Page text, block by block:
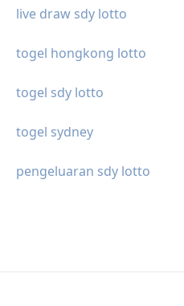
live draw sdy lotto
togel hongkong lotto
togel sdy lotto
togel sydney
pengeluaran sdy lotto